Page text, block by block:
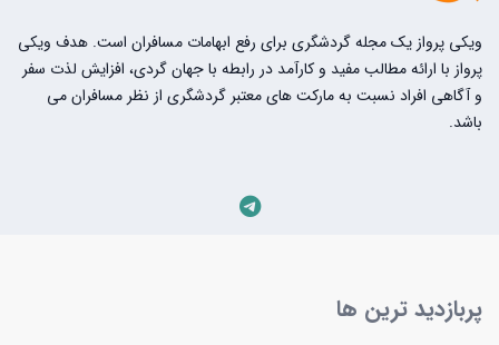
ویکی پرواز یک مجله گردشگری برای رفع ابهامات مسافران است. هدف ویکی
پرواز با ارائه مطالب مفید و کارآمد در رابطه با جهان گردی، افزایش لذت سفر
و آگاهی افراد نسبت به مارکت های معتبر گردشگری از نظر مسافران می
باشد.
پربازدید ترین ها